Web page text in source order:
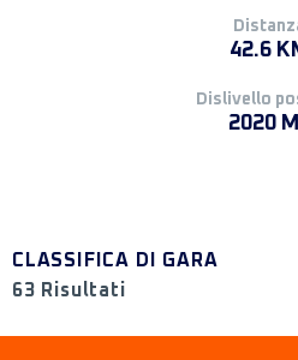
42.6
Dislivello
2020
CLASSIFICA DI GARA
63 Risultati